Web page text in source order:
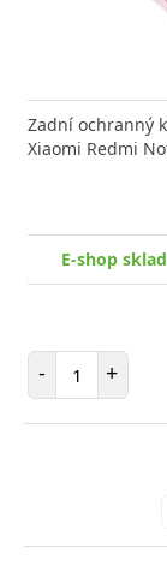
Zadní ochranný
Xiaomi Redmi
E-shop
- Počet
+